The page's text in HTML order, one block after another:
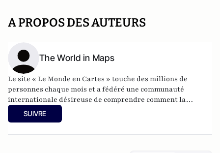
A PROPOS DES AUTEURS
The World in Maps
Le site « Le Monde en Cartes » touche des millions de
personnes chaque mois et a fédéré une communauté
internationale désireuse de comprendre comment la
géographie influence la politique, la société et l’histoire. Nos
contenus sont partagés par des étudiants, des journalistes,
SUIVRE